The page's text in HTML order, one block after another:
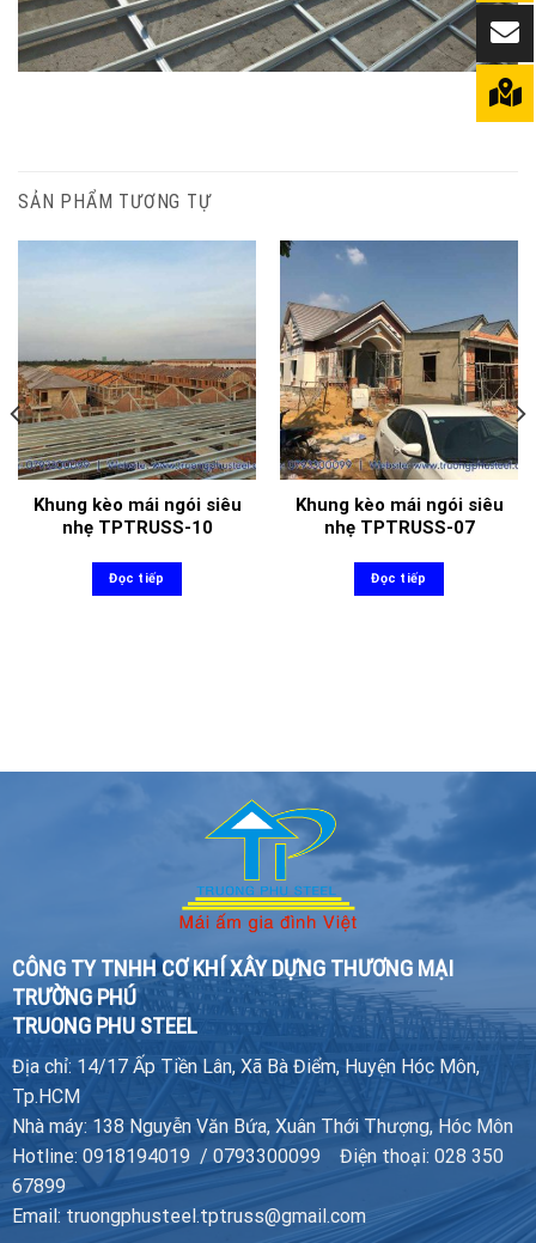
SẢN PHẨM TƯƠNG TỰ
Khung kèo mái ngói siêu
nhẹ TPTRUSS-10
Đọc tiếp
Khung kèo mái ngói siêu
nhẹ TPTRUSS-07
Đọc tiếp
CÔNG TY TNHH CƠ KHÍ XÂY DỰNG THƯƠNG MẠI
TRƯỜNG PHÚ
TRUONG PHU STEEL
Địa chỉ: 14/17 Ấp Tiền Lân, Xã Bà Điểm, Huyện Hóc Môn,
Tp.HCM
Nhà máy: 138 Nguyễn Văn Bứa, Xuân Thới Thượng, Hóc Môn
Hotline: 0918194019 / 0793300099 Điện thoại: 028 350
67899
Email: truongphusteel.tptruss@gmail.com